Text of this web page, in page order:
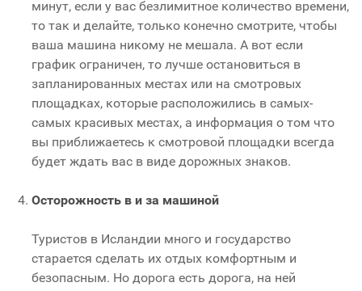
минут, если у вас безлимитное количество времени,
то так и делайте, только конечно смотрите, чтобы
ваша машина никому не мешала. А вот если
график ограничен, то лучше остановиться в
запланированных местах или на смотровых
площадках, которые расположились в самых-
самых красивых местах, а информация о том что
вы приближаетесь к смотровой площадки всегда
будет ждать вас в виде дорожных знаков.
Осторожность в и за машиной
Туристов в Исландии много и государство
старается сделать их отдых комфортным и
безопасным. Но дорога есть дорога, на ней